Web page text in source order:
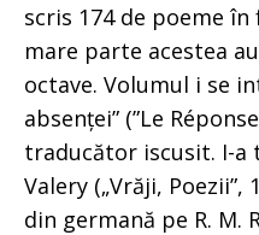
scris 174 de poeme în
mare parte acestea
octave. Volumul i se
absenței” (”Le
traducător iscusit. I-a
Valery („Vrăji, Poezii”,
din germană pe R. M.